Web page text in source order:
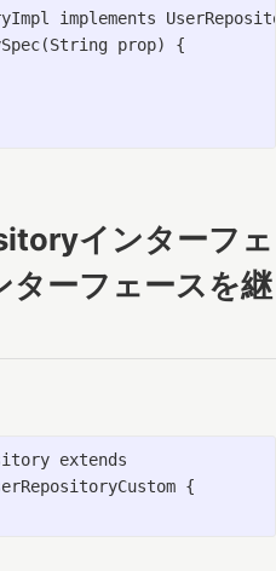
implements
prop) {
インターフェ
ーフェースを継
extends
{